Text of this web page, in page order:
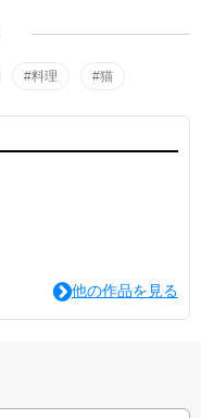
#料理 #猫
他の作品を見る